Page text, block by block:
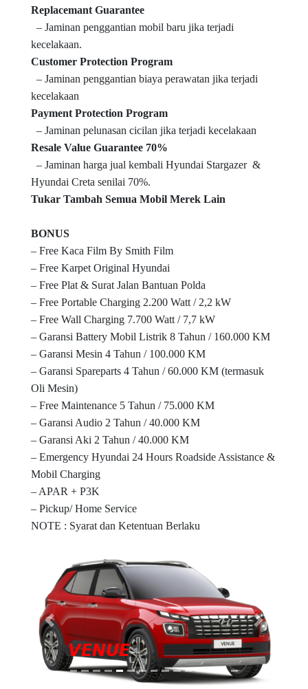
Replacemant Guarantee
– Jaminan penggantian mobil baru jika terjadi
kecelakaan.
Customer Protection Program
– Jaminan penggantian biaya perawatan jika terjadi
kecelakaan
Payment Protection Program
– Jaminan pelunasan cicilan jika terjadi kecelakaan
Resale Value Guarantee 70%
– Jaminan harga jual kembali Hyundai Stargazer &
Hyundai Creta senilai 70%.
Tukar Tambah Semua Mobil Merek Lain
BONUS
– Free Kaca Film By Smith Film
– Free Karpet Original Hyundai
– Free Plat & Surat Jalan Bantuan Polda
– Free Portable Charging 2.200 Watt / 2,2 kW
– Free Wall Charging 7.700 Watt / 7,7 kW
– Garansi Battery Mobil Listrik 8 Tahun / 160.000 KM
– Garansi Mesin 4 Tahun / 100.000 KM
– Garansi Spareparts 4 Tahun / 60.000 KM (termasuk
Oli Mesin)
– Free Maintenance 5 Tahun / 75.000 KM
– Garansi Audio 2 Tahun / 40.000 KM
– Garansi Aki 2 Tahun / 40.000 KM
– Emergency Hyundai 24 Hours Roadside Assistance &
Mobil Charging
– APAR + P3K
– Pickup/ Home Service
NOTE : Syarat dan Ketentuan Berlaku
𝙑𝙀𝙉𝙐𝙀
Previous Next